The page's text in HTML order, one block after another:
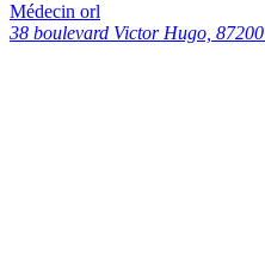
Médecin orl
38 boulevard Victor Hugo,